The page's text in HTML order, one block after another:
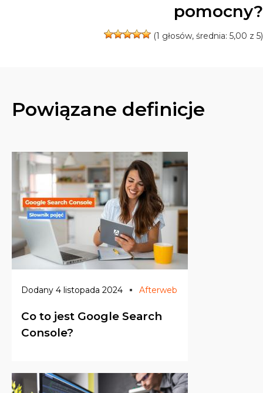
pomocny?
(1 głosów, średnia: 5,00 z 5)
Powiązane definicje
Dodany 4 listopada 2024 Afterweb
Co to jest Google Search
Console?